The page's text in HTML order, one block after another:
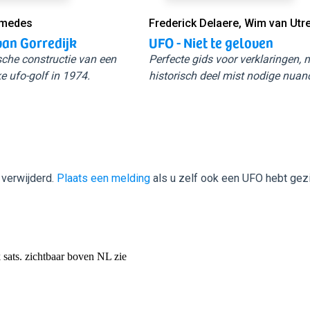
Gorredijk
constructie van een
ufo-golf in 1974.
Frederick Delaere, Wim van
UFO - Niet te geloven
Perfecte gids voor verklaringen,
historisch deel mist nodige
Plaats een melding als u zelf ook een UFO hebt